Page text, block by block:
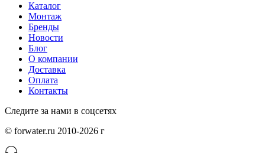
Каталог
Монтаж
Бренды
Новости
Блог
О компании
Доставка
Оплата
Контакты
Следите за нами в соцсетях
© forwater.ru 2010-2026 г